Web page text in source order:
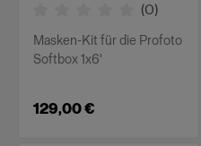
(0)
Masken-Kit für die Profoto
Softbox 1x6'
129,00 €